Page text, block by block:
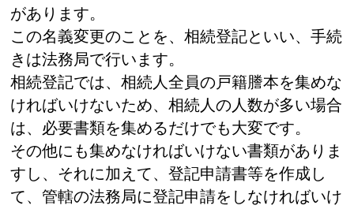
があります。
この名義変更のことを、相続登記といい、手続
きは法務局で行います。
相続登記では、相続人全員の戸籍謄本を集めな
ければいけないため、相続人の人数が多い場合
は、必要書類を集めるだけでも大変です。
その他にも集めなければいけない書類がありま
すし、それに加えて、登記申請書等を作成し
て、管轄の法務局に登記申請をしなければいけ